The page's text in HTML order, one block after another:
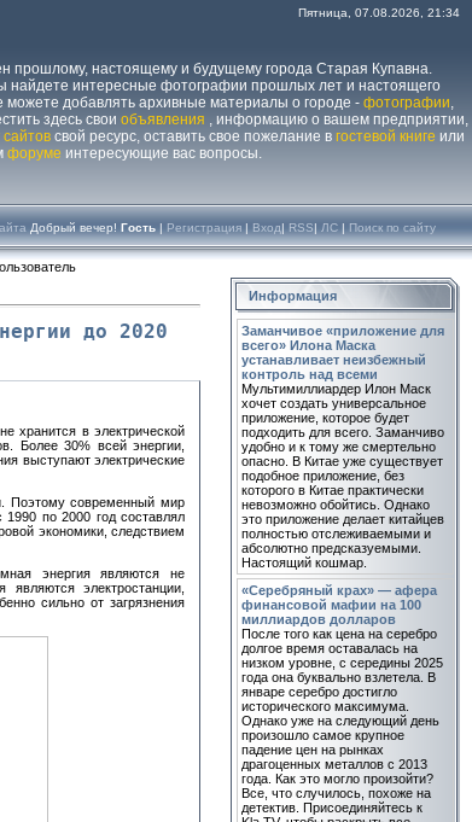
прошлому, настоящему и будущему города Старая Купавна.
найдете интересные фотографии прошлых лет и настоящего
можете добавлять архивные материалы о городе - фотографии,
здесь свои объявления , информацию о вашем предприятии,
сайтов свой ресурс, оставить свое пожелание в гостевой книге или
форуме интересующие вас вопросы.
Пятница, 07.08.2026, 21:34
Добрый вечер! Гость | Регистрация | Вход| RSS| ЛС | Поиск по сайту
до 2020
хранится в электрической
Более 30% всей энергии,
выступают электрические
Поэтому современный мир
1990 по 2000 год составлял
экономики, следствием
энергия являются не
электростанции,
сильно от загрязнения
Информация
Заманчивое «приложение для
всего» Илона Маска
устанавливает неизбежный
контроль над всеми
Мультимиллиардер Илон Маск
хочет создать универсальное
приложение, которое будет
подходить для всего. Заманчиво
удобно и к тому же смертельно
опасно. В Китае уже существует
подобное приложение, без
которого в Китае практически
невозможно обойтись. Однако
это приложение делает китайцев
полностью отслеживаемыми и
абсолютно предсказуемыми.
Настоящий кошмар.
«Серебряный крах» — афера
финансовой мафии на 100
миллиардов долларов
После того как цена на серебро
долгое время оставалась на
низком уровне, с середины 2025
года она буквально взлетела. В
январе серебро достигло
исторического максимума.
Однако уже на следующий день
произошло самое крупное
падение цен на рынках
драгоценных металлов с 2013
года. Как это могло произойти?
Все, что случилось, похоже на
детектив. Присоединяйтесь к